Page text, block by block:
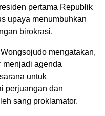
pertama Republik
upaya menumbuhkan
birokrasi.
mengatakan,
menjadi agenda
untuk
perjuangan dan
sang proklamator.